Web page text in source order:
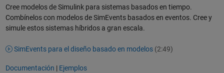
Cree modelos de Simulink para sistemas basados en tiempo.
Combínelos con modelos de SimEvents basados en eventos. Cree y
simule estos sistemas híbridos a gran escala.
SimEvents para el diseño basado en modelos (2:49)
Documentación | Ejemplos